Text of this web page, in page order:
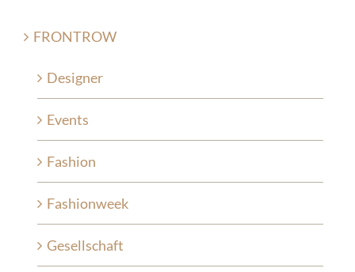
FRONTROW
Designer
Events
Fashion
Fashionweek
Gesellschaft